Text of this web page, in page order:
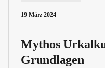
19 März 2024
Mythos
Grundlagen